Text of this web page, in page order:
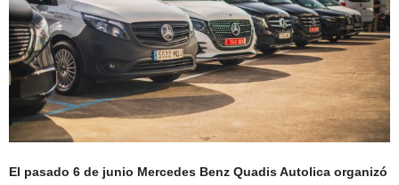
El pasado 6 de junio Mercedes Benz Quadis Autolica organizó